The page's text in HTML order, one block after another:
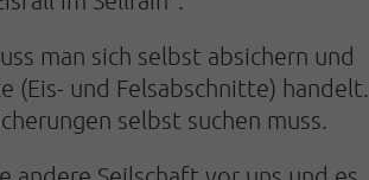
man sich selbst absichern und
(Eis- und Felsabschnitte) handelt.
selbst suchen muss.